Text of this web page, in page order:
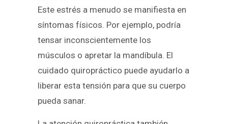
Este estrés a menudo se manifiesta en
síntomas físicos. Por ejemplo, podría
tensar inconscientemente los
músculos o apretar la mandíbula. El
cuidado quiropráctico puede ayudarlo a
liberar esta tensión para que su cuerpo
pueda sanar.